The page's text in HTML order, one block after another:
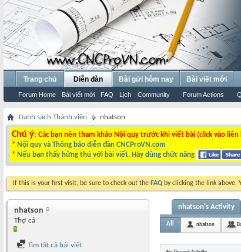
Trang chủ Diễn đàn
Forum Home Bài viết mới FAQ Lịch Community Forum Actions
Bài gửi hôm nay Bài viết mới
Danh sách Thành viên nhatson
Chú ý: Các bạn nên tham khảo Nội quy trước khi viết bài (click vào
* Nội quy và Thông báo diễn đàn CNCProVN.com
* Nếu bạn thấy hứng thú với bài viết. Hãy dùng chức năng
If this is your first visit, be sure to check out the FAQ by clicking the link above.
nhatson
Thợ cả
Tìm tất cả bài viết
nhatson's Activity
All nhatson